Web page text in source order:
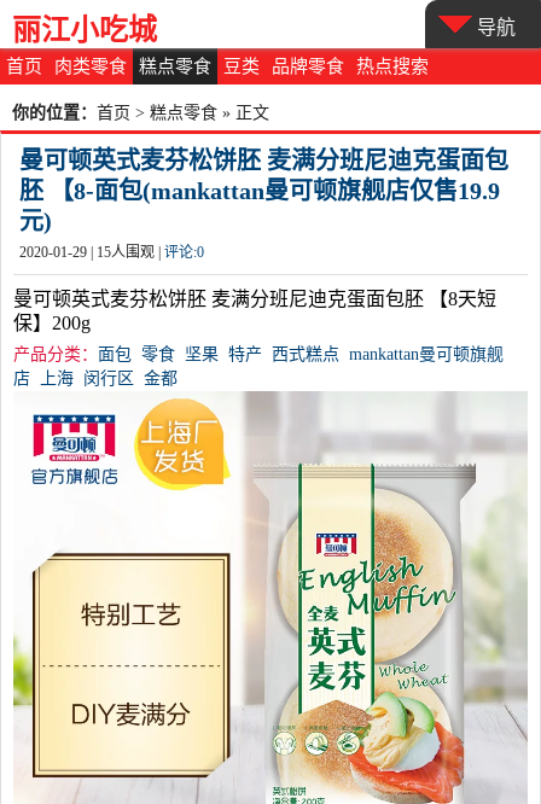
首页 肉类零食 糕点零食 豆类 品牌零食 热点搜索
丽江小吃城 导航
你的位置： 首页 > 糕点零食 » 正文
曼可顿英式麦芬松饼胚 麦满分班尼迪克蛋面包
胚 【8-面包(mankattan曼可顿旗舰店仅售19.9
元)
2020-01-29 | 15人围观 | 评论:0
曼可顿英式麦芬松饼胚 麦满分班尼迪克蛋面包胚 【8天短
保】200g
产品分类： 面包 零食 坚果 特产 西式糕点 mankattan曼可顿旗舰
店
上海 闵行区 金都